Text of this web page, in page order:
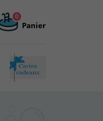
0
Panier